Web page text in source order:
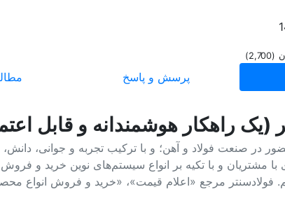
(
2,700
)
پرسش و پاسخ
(یک راهکار هوشمندانه و قابل
بیش از ۳۰ سال حضور در صنعت فولاد و آهن؛ و با ترکیب تجربه و
با مشتریان و با تکیه بر انواع سیستم‌های نوین خرید و
فولادسنتر مرجع «اعلام قیمت»، «خرید و فروش انواع